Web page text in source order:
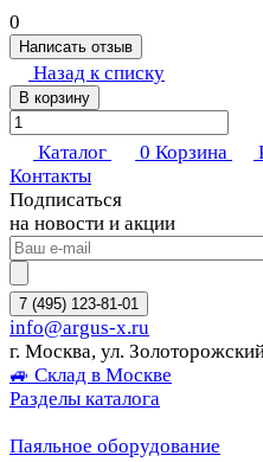
0
Написать отзыв
Назад к списку
В корзину
Каталог 0 Корзина
Контакты
Подписаться
на новости и акции
7 (495) 123-81-01
info@argus-x.ru
г. Москва, ул.
🚙 Склад в Москве
Разделы каталога
Паяльное оборудование